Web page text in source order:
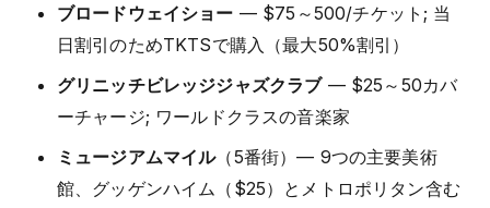
ブロードウェイショー — $75～500/チケット; 当
日割引のためTKTSで購入（最大50%割引）
グリニッチビレッジジャズクラブ— $25～50カバ
ーチャージ; ワールドクラスの音楽家
ミュージアムマイル（5番街）— 9つの主要美術
館、グッゲンハイム（$25）とメトロポリタン含む